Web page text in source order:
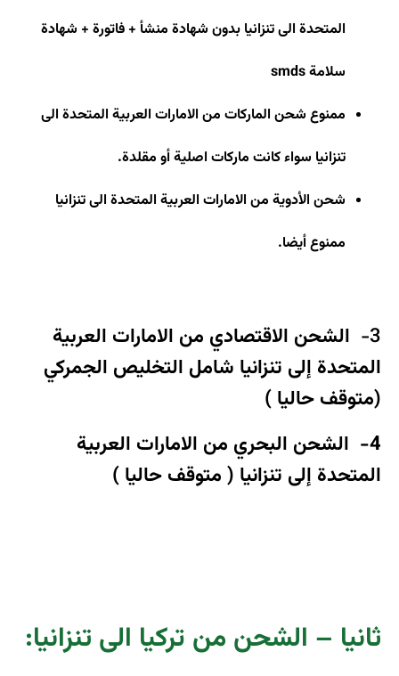
المتحدة الى تنزانيا بدون شهادة منشأ + فاتورة + شهادة
سلامةsmds
ممنوع شحن الماركات من الامارات العربية المتحدة الى
تنزانيا سواء كانت ماركات اصلية أو مقلدة.
شحن الأدوية من الامارات العربية المتحدة الى تنزانيا
ممنوع أيضا.
3-
الشحن الاقتصادي من الامارات العربية
المتحدة إلى تنزانيا شامل التخليص الجمركي
(متوقف حاليا )
4-
الشحن البحري من الامارات العربية
المتحدة إلى تنزانيا ( متوقف حاليا )
ثانيا – الشحن من تركيا الى تنزانيا: